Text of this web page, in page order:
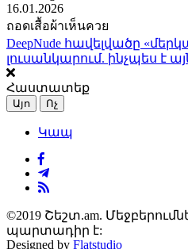
16.01.2026
ถอดเสื้อผ้าเห็นควย
DeepNude հավելվածը
լուսանկարում. ինչպես է
Հաստատեք
Այո Ոչ
Կապ
©2019 Շեշտ.am.
պարտադիր է:
Designed by Flatstudio